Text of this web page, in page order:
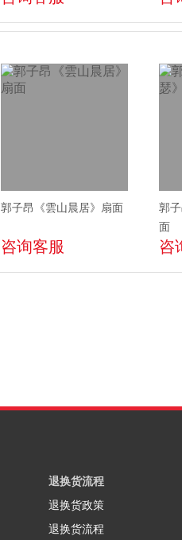
郭子昂《雲山晨居》扇面
咨询客服
郭
面
咨
退换货流程
退换货政策
退换货流程